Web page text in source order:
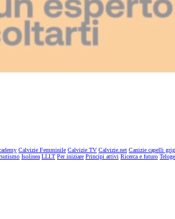
Calvizie Femminile Calvizie TV Calvizie.net Canizie capelli
Isolinea LLLT Per iniziare Principi attivi Ricerca e futuro